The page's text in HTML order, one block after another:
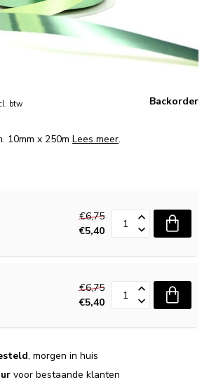
btw Backorder
10mm x 250m Lees meer.
€6,75
€5,40
€6,75
€5,40
, morgen in huis
voor bestaande klanten